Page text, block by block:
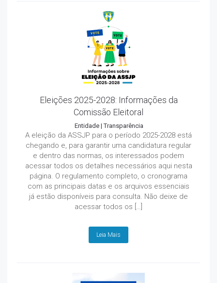
Eleições 2025-2028: Informações da
Comissão Eleitoral
Entidade|Transparência
A eleição da ASSJP para o período 2025-2028 está
chegando e, para garantir uma candidatura regular
e dentro das normas, os interessados podem
acessar todos os detalhes necessários aqui nesta
página. O regulamento completo, o cronograma
com as principais datas e os arquivos essenciais
já estão disponíveis para consulta. Não deixe de
acessar todos os […]
Leia Mais